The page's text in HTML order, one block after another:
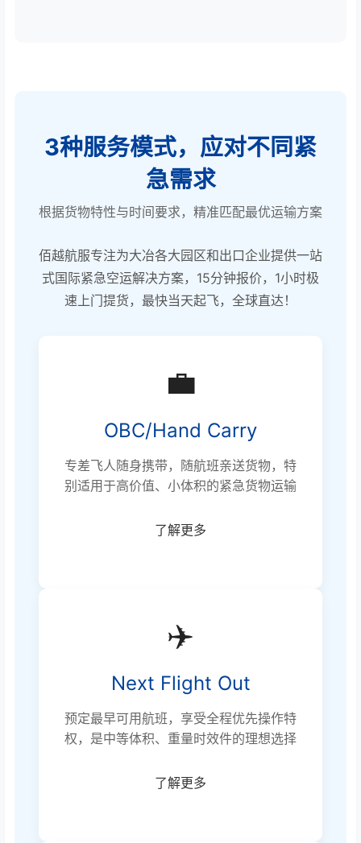
3种服务模式，应对不同紧
急需求
根据货物特性与时间要求，精准匹配最优运输方案
佰越航服专注为大冶各大园区和出口企业提供一站
式国际紧急空运解决方案，15分钟报价，1小时极
速上门提货，最快当天起飞，全球直达！
💼
OBC/Hand Carry
专差飞人随身携带，随航班亲送货物，特
别适用于高价值、小体积的紧急货物运输
了解更多
✈️
Next Flight Out
预定最早可用航班，享受全程优先操作特
权，是中等体积、重量时效件的理想选择
了解更多